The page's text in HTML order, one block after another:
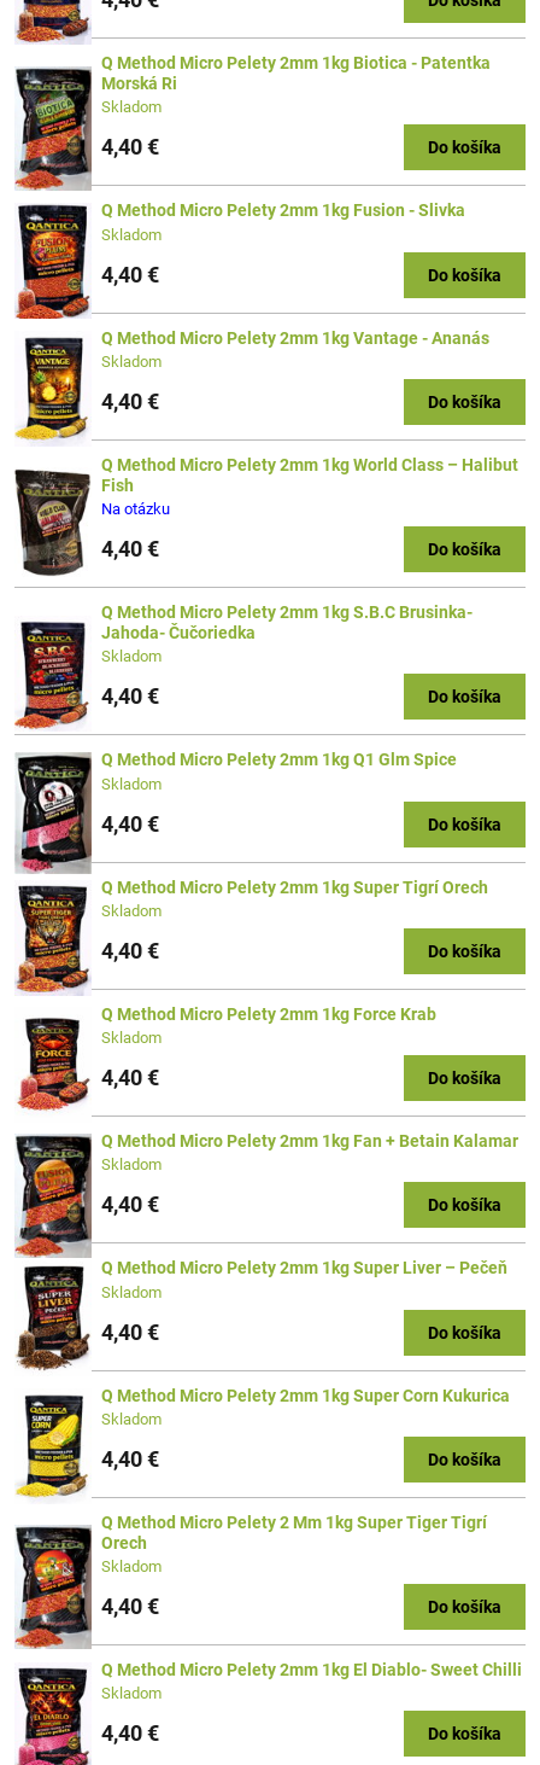
Q Method Micro Pelety 2mm 1kg Biotica - Patentka
Morská Ri
Skladom
4,40 € Do košíka
Q Method Micro Pelety 2mm 1kg Fusion - Slivka
Skladom
4,40 € Do košíka
Q Method Micro Pelety 2mm 1kg Vantage - Ananás
Skladom
4,40 € Do košíka
Q Method Micro Pelety 2mm 1kg World Class – Halibut
Fish
Na otázku
4,40 € Do košíka
Q Method Micro Pelety 2mm 1kg S.B.C Brusinka-
Jahoda- Čučoriedka
Skladom
4,40 € Do košíka
Q Method Micro Pelety 2mm 1kg Q1 Glm Spice
Skladom
4,40 € Do košíka
Q Method Micro Pelety 2mm 1kg Super Tigrí Orech
Skladom
4,40 € Do košíka
Q Method Micro Pelety 2mm 1kg Force Krab
Skladom
4,40 € Do košíka
Q Method Micro Pelety 2mm 1kg Fan + Betain Kalamar
Skladom
4,40 € Do košíka
Q Method Micro Pelety 2mm 1kg Super Liver – Pečeň
Skladom
4,40 € Do košíka
Q Method Micro Pelety 2mm 1kg Super Corn Kukurica
Skladom
4,40 € Do košíka
Q Method Micro Pelety 2 Mm 1kg Super Tiger Tigrí
Orech
Skladom
4,40 € Do košíka
Q Method Micro Pelety 2mm 1kg El Diablo- Sweet Chilli
Skladom
4,40 € Do košíka